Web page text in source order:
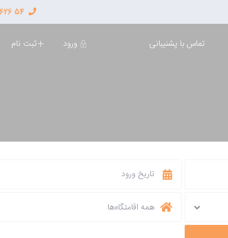
54 2626 021-44
ورود ثبت نام تماس با پشنیبانی
همه اقامتگاه‌ها